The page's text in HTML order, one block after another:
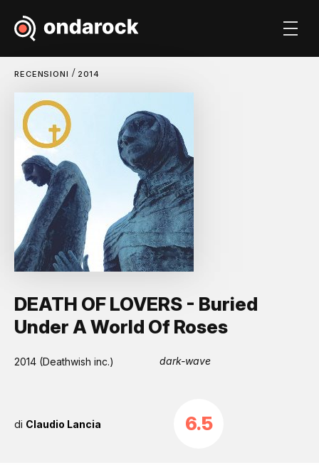
RECENSIONI / 2014
DEATH OF LOVERS - Buried
Under A World Of Roses
2014 (Deathwish inc.) dark-wave
di Claudio Lancia 6.5